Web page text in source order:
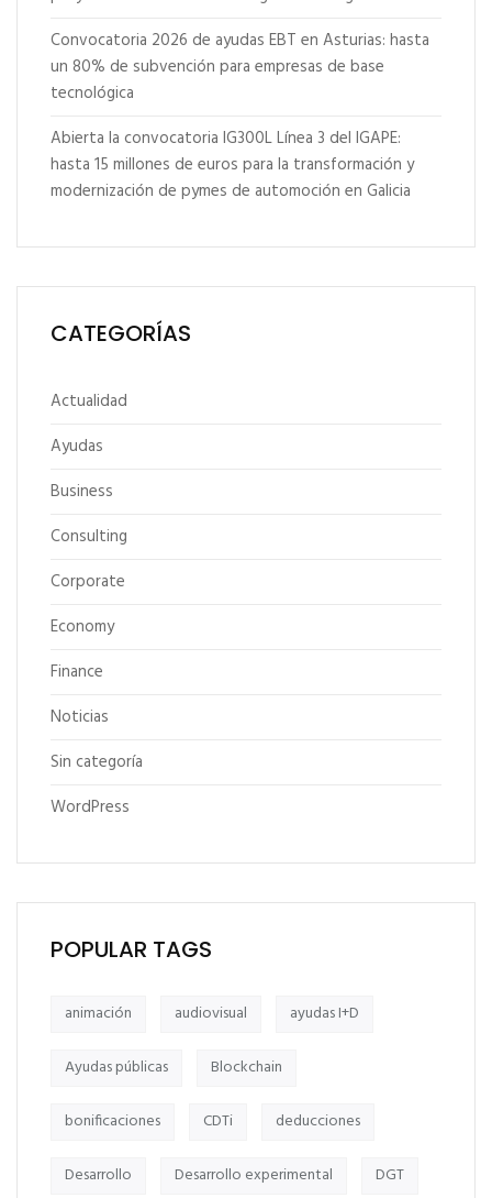
Convocatoria 2026 de ayudas EBT en Asturias: hasta
un 80% de subvención para empresas de base
tecnológica
Abierta la convocatoria IG300L Línea 3 del IGAPE:
hasta 15 millones de euros para la transformación y
modernización de pymes de automoción en Galicia
CATEGORÍAS
Actualidad
Ayudas
Business
Consulting
Corporate
Economy
Finance
Noticias
Sin categoría
WordPress
POPULAR TAGS
animación audiovisual ayudas I+D
Ayudas públicas Blockchain
bonificaciones CDTi deducciones
Desarrollo Desarrollo experimental DGT